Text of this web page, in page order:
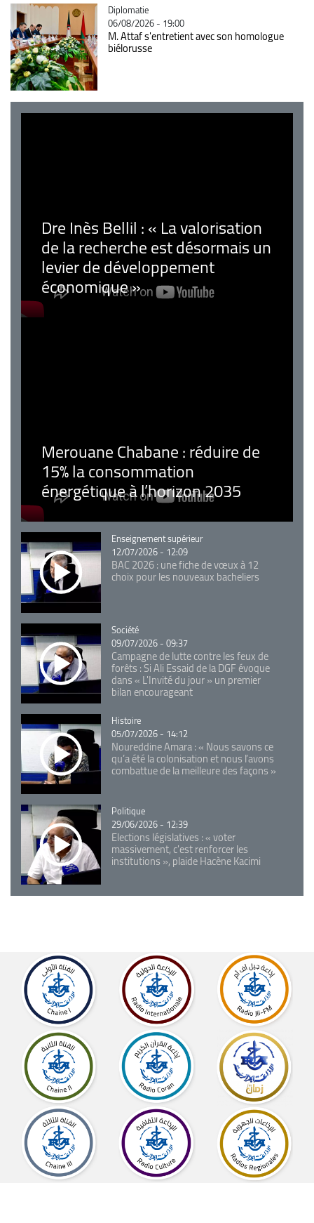
Catégorie
Diplomatie
06/08/2026 - 19:00
M. Attaf s'entretient avec son homologue
biélorusse
Dre Inès Bellil : « La valorisation
de la recherche est désormais un
levier de développement
économique »
Merouane Chabane : réduire de
15% la consommation
énergétique à l’horizon 2035
Catégorie
Enseignement supérieur
12/07/2026 - 12:09
BAC 2026 : une fiche de vœux à 12
choix pour les nouveaux bacheliers
Catégorie
Société
09/07/2026 - 09:37
Campagne de lutte contre les feux de
forêts : Si Ali Essaid de la DGF évoque
dans « L'Invité du jour » un premier
bilan encourageant
Catégorie
Histoire
05/07/2026 - 14:12
Noureddine Amara : « Nous savons ce
qu’a été la colonisation et nous l’avons
combattue de la meilleure des façons »
Catégorie
Politique
29/06/2026 - 12:39
Elections législatives : « voter
massivement, c'est renforcer les
institutions », plaide Hacène Kacimi